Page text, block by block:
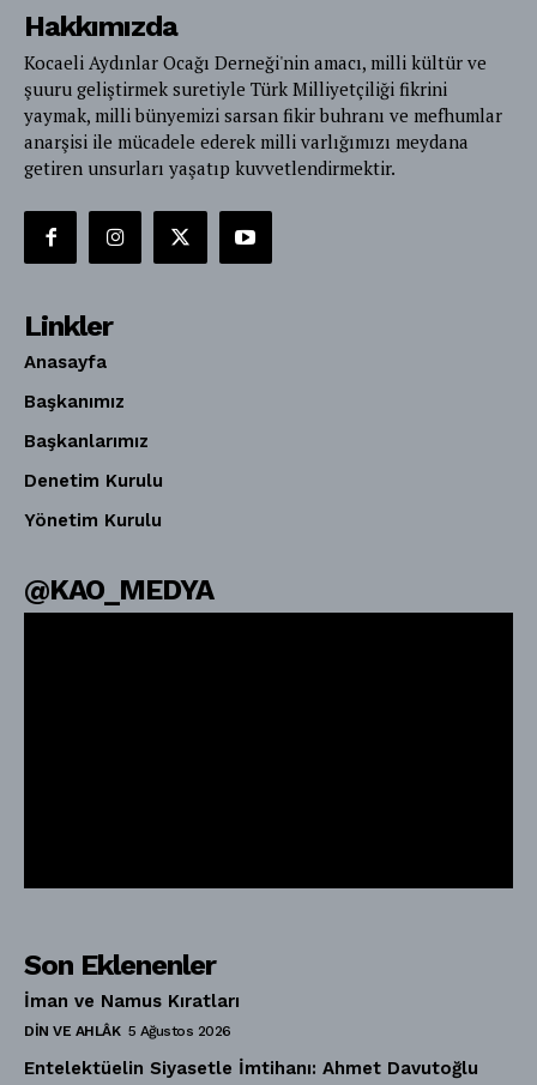
Hakkımızda
Kocaeli Aydınlar Ocağı Derneği'nin amacı, milli kültür ve
şuuru geliştirmek suretiyle Türk Milliyetçiliği fikrini
yaymak, milli bünyemizi sarsan fikir buhranı ve mefhumlar
anarşisi ile mücadele ederek milli varlığımızı meydana
getiren unsurları yaşatıp kuvvetlendirmektir.
Linkler
Anasayfa
Başkanımız
Başkanlarımız
Denetim Kurulu
Yönetim Kurulu
@KAO_MEDYA
Son Eklenenler
İman ve Namus Kıratları
DIN VE AHLÂK 5 Ağustos 2026
Entelektüelin Siyasetle İmtihanı: Ahmet Davutoğlu